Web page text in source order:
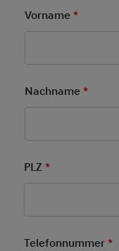
Vorname *
Nachname *
PLZ*
Telefonnummer*